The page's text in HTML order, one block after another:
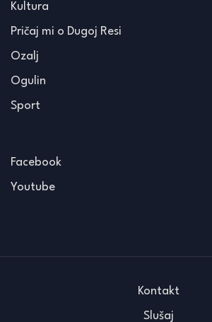
Kultura
Pričaj mi o Dugoj Resi
Ozalj
Ogulin
Sport
Facebook
Youtube
Kontakt
Slušaj